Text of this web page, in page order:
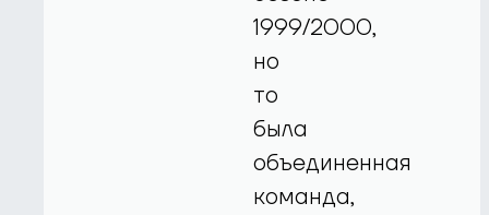
1999/2000,
но
то
была
объединенная
команда,